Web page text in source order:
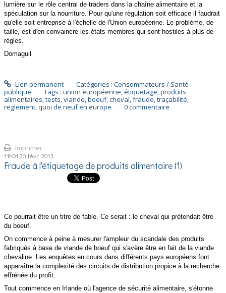
lumière sur le rôle central de traders dans la chaîne alimentaire et la
spéculation sur la nourriture. Pour qu'une régulation soit efficace il faudrait
qu'elle soit entreprise à l'échelle de l'Union européenne. Le problème, de
taille, est d'en convaincre les états membres qui sont hostiles à plus de
régles.
Domaguil
Lien permanent Catégories : Consommateurs / Santé
publique
Tags : union européenne,étiquetage,produits
alimentaires,tests,viande,boeuf,cheval,fraude,traçabilité,
reglement,quoi de neuf en europe 0commentaire
Imprimer
11h01 20 févr. 2013
Fraude à l'étiquetage de produits alimentaire (1)
Ce pourrait être un titre de fable. Ce serait : le cheval qui prétendait être
du boeuf.
On commence à peine à mesurer l'ampleur du scandale des produits
fabriqués à base de viande de boeuf qui s'avère être en fait de la viande
chevaline. Les enquêtes en cours dans différents pays européens font
apparaître la complexité des circuits de distribution propice à la recherche
effrénée du profit.
Tout commence en Irlande où l'agence de sécurité alimentaire, s'étonne